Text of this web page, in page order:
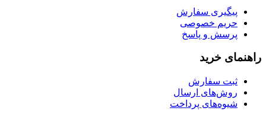
پیگیری سفارش
حریم خصوصی
پرسش و پاسخ
راهنمای خرید
ثبت سفارش
روش‌های ارسال
شیوه‌های پرداخت